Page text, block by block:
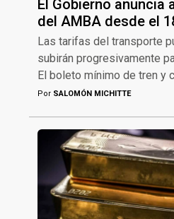
El Gobierno anuncia
del AMBA desde el
Las tarifas del transporte
subirán progresivamente
El boleto mínimo de tren y
Por SALOMÓN MICHITTE